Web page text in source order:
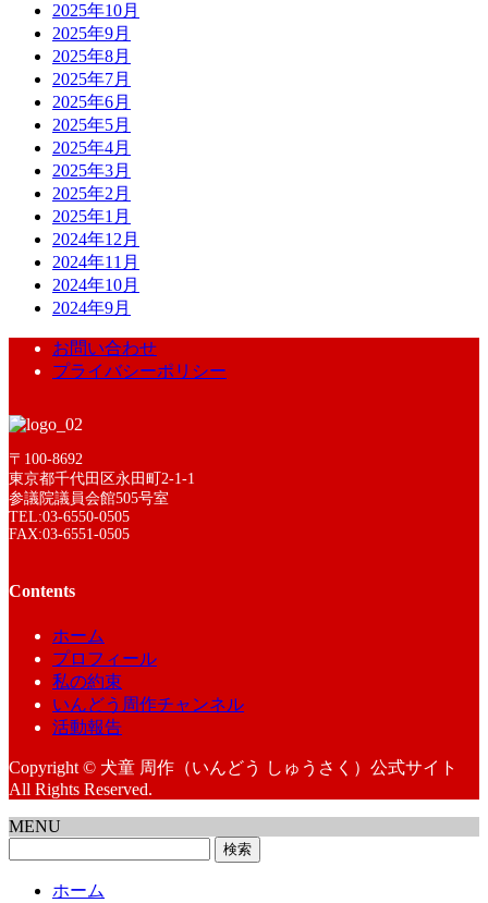
2025年10月
2025年9月
2025年8月
2025年7月
2025年6月
2025年5月
2025年4月
2025年3月
2025年2月
2025年1月
2024年12月
2024年11月
2024年10月
2024年9月
お問い合わせ
プライバシーポリシー
〒100-8692
東京都千代田区永田町2-1-1
参議院議員会館505号室
TEL:03-6550-0505
FAX:03-6551-0505
Contents
ホーム
プロフィール
私の約束
いんどう周作チャンネル
活動報告
Copyright © 犬童 周作（いんどう しゅうさく）公式サイト
All Rights Reserved.
MENU
ホーム